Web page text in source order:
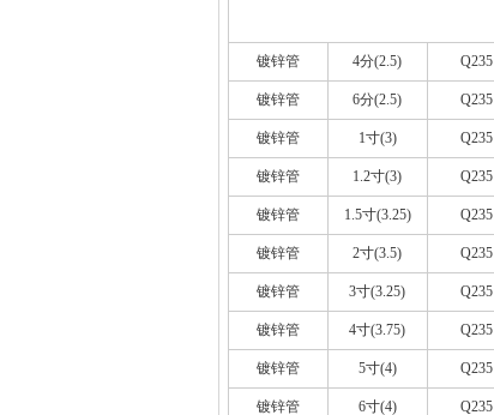
镀锌管 4分(2.5) Q235
镀锌管 6分(2.5) Q235
镀锌管 1寸(3) Q235
镀锌管 1.2寸(3) Q235
镀锌管 1.5寸(3.25) Q235
镀锌管 2寸(3.5) Q235
镀锌管 3寸(3.25) Q235
镀锌管 4寸(3.75) Q235
镀锌管 5寸(4) Q235
镀锌管 6寸(4) Q235